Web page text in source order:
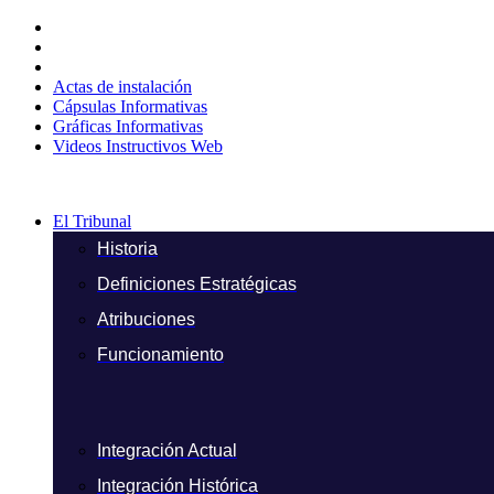
contenido
Actas de instalación
Cápsulas Informativas
Gráficas Informativas
Videos Instructivos Web
El Tribunal
Historia
Definiciones Estratégicas
Atribuciones
Funcionamiento
Integración Actual
Integración Histórica